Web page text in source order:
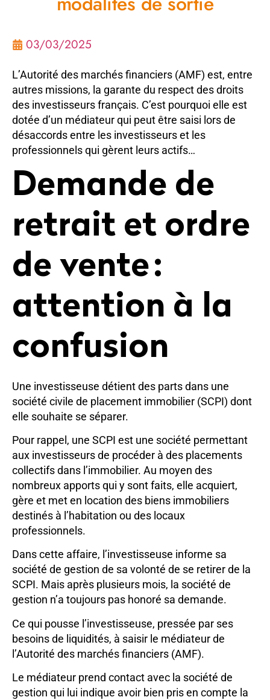
03/03/2025
L’Autorité des marchés financiers (AMF) est, entre
autres missions, la garante du respect des droits
des investisseurs français. C’est pourquoi elle est
dotée d’un médiateur qui peut être saisi lors de
désaccords entre les investisseurs et les
professionnels qui gèrent leurs actifs…
Demande de
retrait et ordre
de vente :
attention à la
confusion
Une investisseuse détient des parts dans une
société civile de placement immobilier (SCPI) dont
elle souhaite se séparer.
Pour rappel, une SCPI est une société permettant
aux investisseurs de procéder à des placements
collectifs dans l’immobilier. Au moyen des
nombreux apports qui y sont faits, elle acquiert,
gère et met en location des biens immobiliers
destinés à l’habitation ou des locaux
professionnels.
Dans cette affaire, l’investisseuse informe sa
société de gestion de sa volonté de se retirer de la
SCPI. Mais après plusieurs mois, la société de
gestion n’a toujours pas honoré sa demande.
Ce qui pousse l’investisseuse, pressée par ses
besoins de liquidités, à saisir le médiateur de
l’Autorité des marchés financiers (AMF).
Le médiateur prend contact avec la société de
gestion qui lui indique avoir bien pris en compte la